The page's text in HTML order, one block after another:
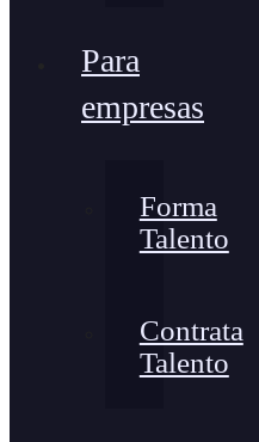
Para
empresas
Forma
Talento
Contrata
Talento